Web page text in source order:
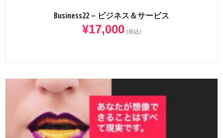
Business22 – ビジネス＆サービス
¥17,000 (税込)